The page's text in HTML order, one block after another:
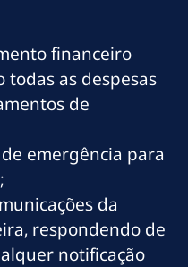
financeiro
as despesas
de
emergência para
da
respondendo de
notificação